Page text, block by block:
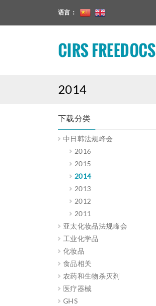
语言：
CIRS FREEDOCS
2014
下载分类
中日韩法规峰会
2016
2015
2014
2013
2012
2011
亚太化妆品法规峰会
工业化学品
化妆品
食品相关
农药和生物杀灭剂
医疗器械
GHS